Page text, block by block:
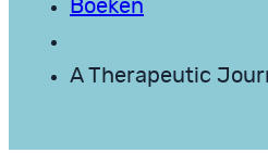
Boeken
A Therapeutic